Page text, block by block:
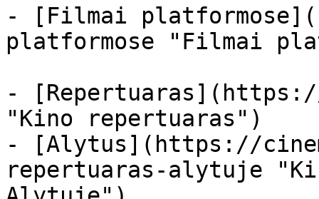
- [Filmai
platformose "Filmai
-
"Kino repertuaras")
- [Alytus](https://
repertuaras-alytuje